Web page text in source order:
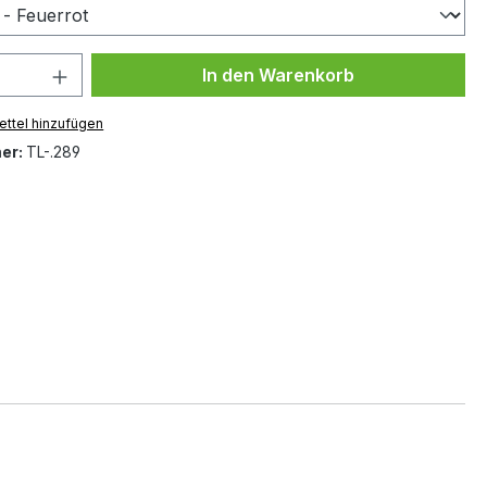
Anzahl: Gib den gewünschten Wert
In den Warenkorb
hinzufügen
TL-.289